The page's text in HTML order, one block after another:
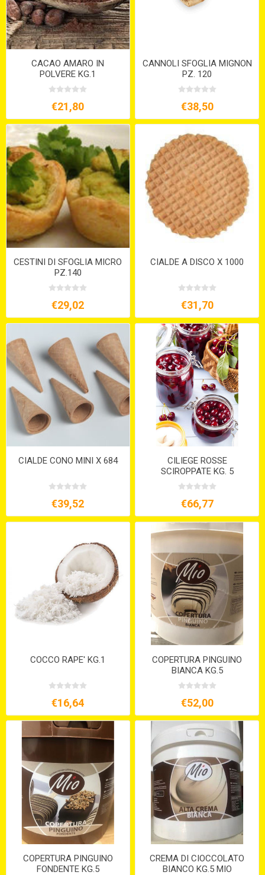
CACAO AMARO IN
POLVERE KG.1
€21,80
CANNOLI SFOGLIA MIGNON
PZ. 120
€38,50
CESTINI DI SFOGLIA MICRO
PZ.140
€29,02
CIALDE A DISCO X 1000
€31,70
CIALDE CONO MINI X 684
€39,52
CILIEGE ROSSE
SCIROPPATE KG. 5
€66,77
COCCO RAPE' KG.1
€16,64
COPERTURA PINGUINO
BIANCA KG.5
€52,00
COPERTURA PINGUINO
FONDENTE KG.5
CREMA DI CIOCCOLATO
BIANCO KG.5 MIO